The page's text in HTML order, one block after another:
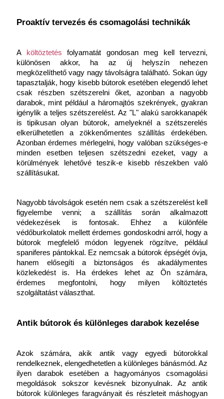
Proaktív tervezés és csomagolási technikák
A költöztetés folyamatát gondosan meg kell tervezni,
különösen akkor, ha az új helyszín nehezen
megközelíthető vagy nagy távolságra található. Sokan úgy
tapasztalják, hogy kisebb bútorok esetében elegendő lehet
csak részben szétszerelni őket, azonban a nagyobb
darabok, mint például a háromajtós szekrények, gyakran
igénylik a teljes szétszerelést. Az "L" alakú sarokkanapék
is tipikusan olyan bútorok, amelyeknél a szétszerelés
elkerülhetetlen a zökkenőmentes szállítás érdekében.
Azonban érdemes mérlegelni, hogy valóban szükséges-e
minden esetben teljesen szétszedni ezeket, vagy a
körülmények lehetővé teszik-e kisebb részekben való
szállításukat.
Nagyobb távolságok esetén nem csak a szétszerelést kell
figyelembe venni; a szállítás során alkalmazott
védekezések is fontosak. Ehhez a különféle
védőburkolatok mellett érdemes gondoskodni arról, hogy a
bútorok megfelelő módon legyenek rögzítve, például
spaniferes pántokkal. Ez nemcsak a bútorok épségét óvja,
hanem elősegíti a biztonságos és akadálymentes
közlekedést is. Ha érdekes lehet az Ön számára,
érdemes megfontolni, hogy milyen
költöztetés
szolgáltatást választhat.
Antik bútorok és különleges darabok kezelése
Azok számára, akik antik vagy egyedi bútorokkal
rendelkeznek, elengedhetetlen a különleges bánásmód. Az
ilyen darabok esetében a hagyományos csomagolási
megoldások sokszor kevésnek bizonyulnak. Az antik
bútorok különleges faragványait és részleteit máshogyan